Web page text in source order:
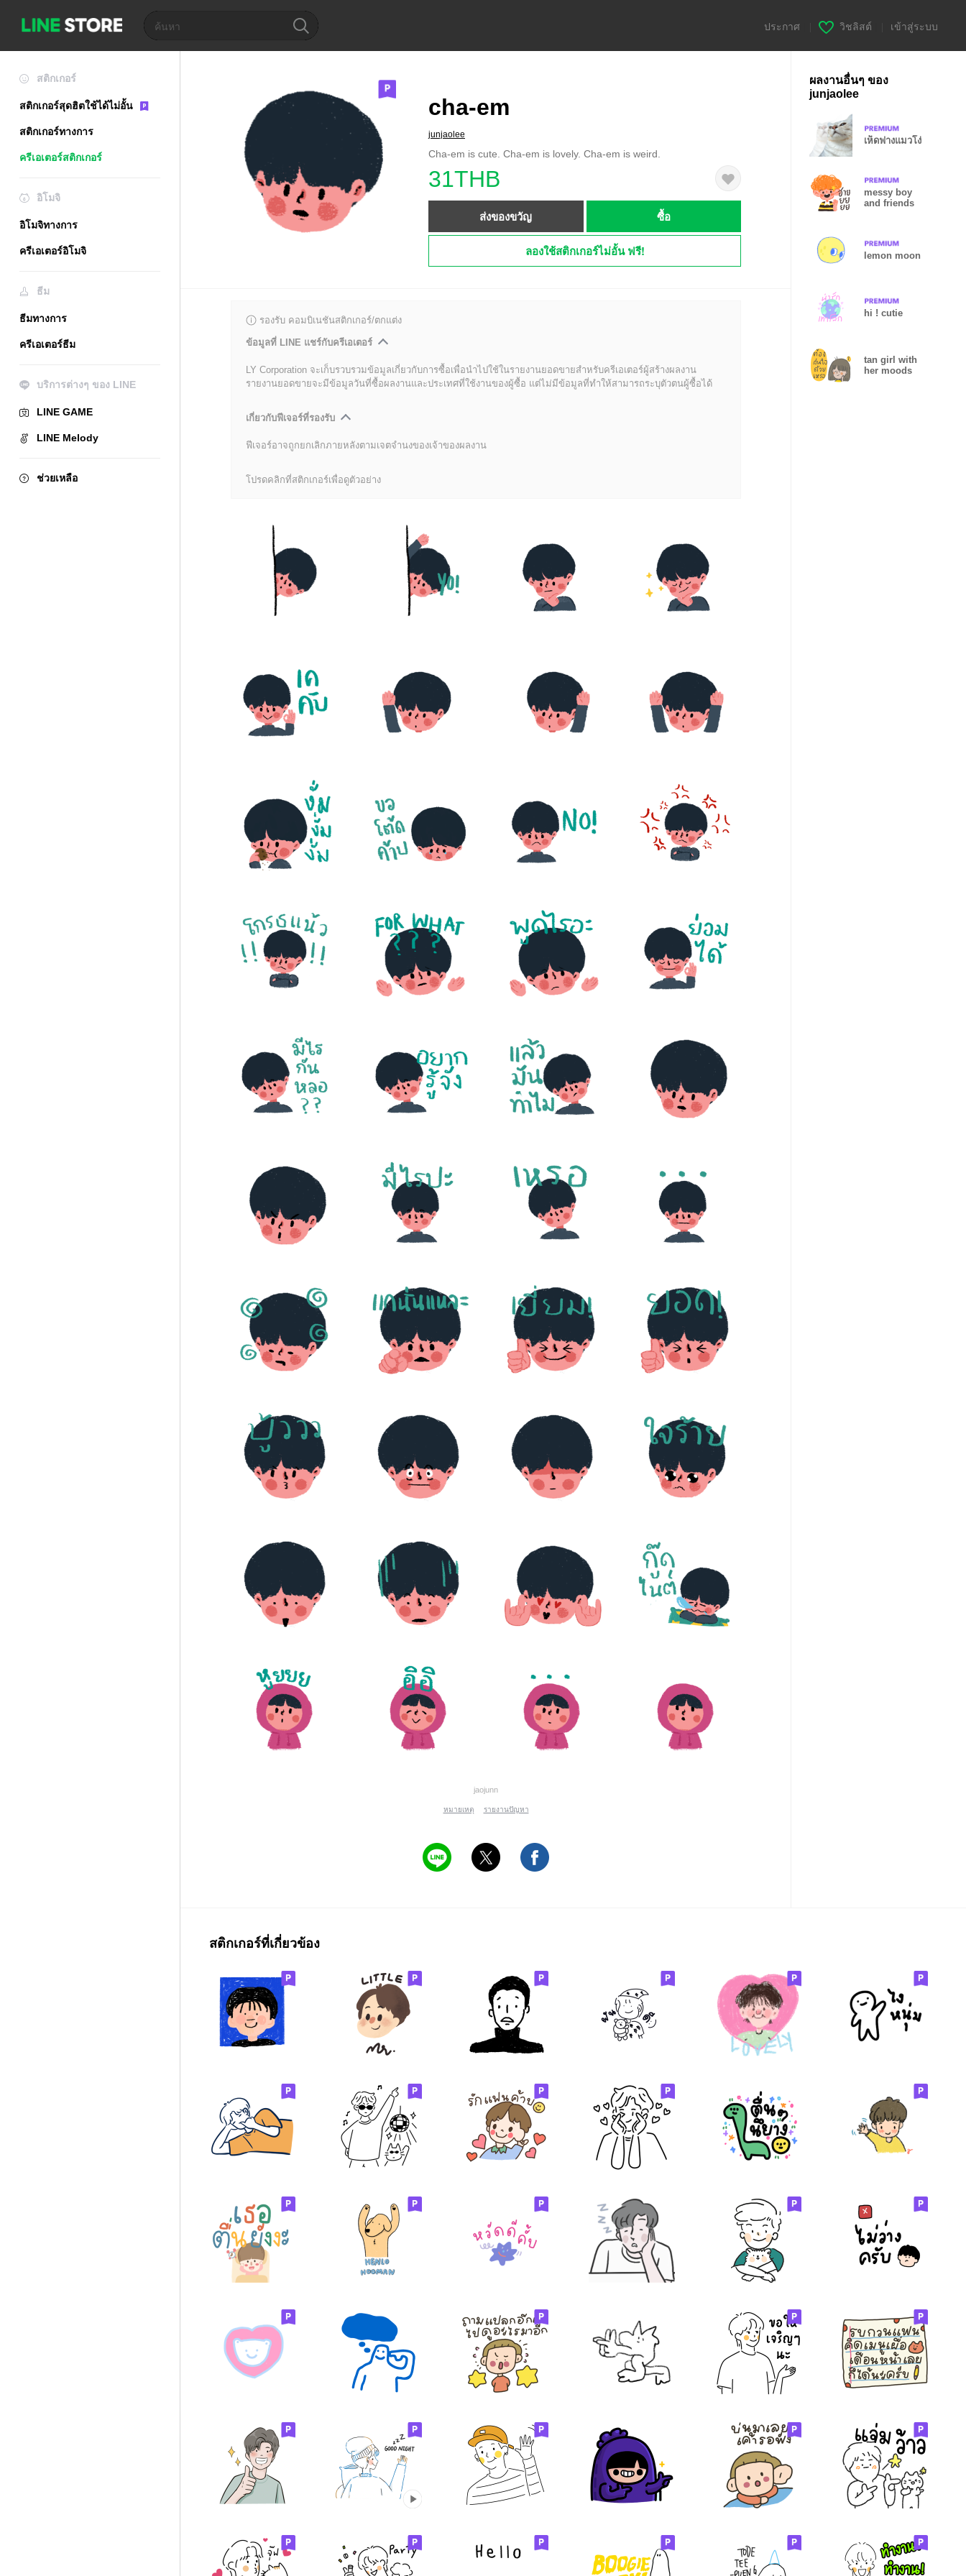
ประกาศ วิชลิสต์ เข้าสู่ระบบ
สติกเกอร์
สติกเกอร์สุดฮิตใช้ได้ไม่อั้น
สติกเกอร์ทางการ
ครีเอเตอร์สติกเกอร์
อิโมจิ
อิโมจิทางการ
ครีเอเตอร์อิโมจิ
ธีม
ธีมทางการ
ครีเอเตอร์ธีม
บริการต่างๆ ของ LINE
LINE GAME
LINE Melody
ช่วยเหลือ
cha-em
junjaolee
Cha-em is cute. Cha-em is lovely. Cha-em is weird.
31THB
ส่งของขวัญ ซื้อ
ลองใช้สติกเกอร์ไม่อั้น ฟรี!
รองรับ คอมบิเนชันสติกเกอร์/ตกแต่ง
ข้อมูลที่ LINE แชร์กับครีเอเตอร์
LY Corporation จะเก็บรวบรวมข้อมูลเกี่ยวกับการซื้อเพื่อนำไปใช้ในรายงานยอดขายสำหรับครีเอเตอร์ผู้สร้างผลงาน
รายงานยอดขายจะมีข้อมูลวันที่ซื้อผลงานและประเทศที่ใช้งานของผู้ซื้อ แต่ไม่มีข้อมูลที่ทำให้สามารถระบุตัวตนผู้ซื้อได้
เกี่ยวกับฟีเจอร์ที่รองรับ
ฟีเจอร์อาจถูกยกเลิกภายหลังตามเจตจำนงของเจ้าของผลงาน
โปรดคลิกที่สติกเกอร์เพื่อดูตัวอย่าง
jaojunn
หมายเหตุ รายงานปัญหา
ผลงานอื่นๆ ของ
junjaolee
เห็ดฟางแมวโง่
messy boy
and friends
lemon moon
hi ! cutie
tan girl with
her moods
สติกเกอร์ที่เกี่ยวข้อง